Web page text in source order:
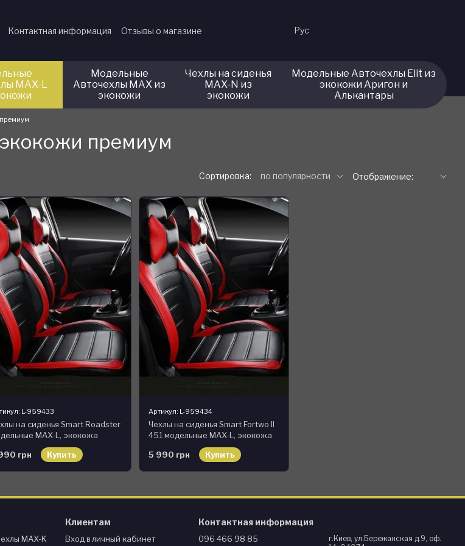
Контактная информация Отзывы о магазине Рус
MAX-L
Модельные
Авточехлы MAX из
экокожи
Чехлы на сиденья
MAX-N из
экокожи
Модельные Авточехлы Elit из
экокожи Аригон и
Алькантары
премиум
Сортировка: по популярности Отображение:
L-959433
на сиденья Smart Roadster
MAX-L, экокожа
грн Купить
Артикул: L-959434
Чехлы на сиденья Smart Fortwo II
451 модельные MAX-L, экокожа
5 990 грн Купить
MAX-K
Клиентам
Вход в личный кабинет
Контактная информация
096 466 98 85
г.Киев, ул.Бережанская д.9, оф.